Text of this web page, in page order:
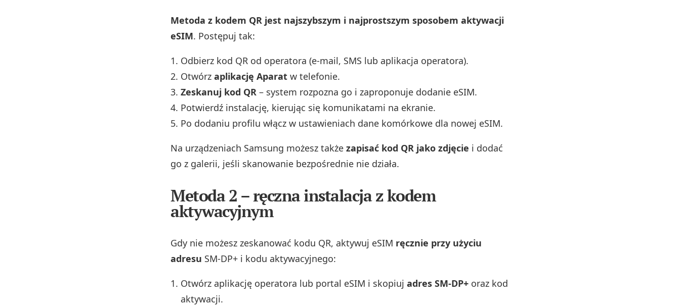
Metoda z kodem QR jest najszybszym i najprostszym sposobem aktywacji
eSIM. Postępuj tak:
Odbierz kod QR od operatora (e‑mail, SMS lub aplikacja operatora).
Otwórz aplikację Aparat w telefonie.
Zeskanuj kod QR – system rozpozna go i zaproponuje dodanie eSIM.
Potwierdź instalację, kierując się komunikatami na ekranie.
Po dodaniu profilu włącz w ustawieniach dane komórkowe dla nowej eSIM.
Na urządzeniach Samsung możesz także zapisać kod QR jako zdjęcie i dodać
go z galerii, jeśli skanowanie bezpośrednie nie działa.
Metoda 2 – ręczna instalacja z kodem
aktywacyjnym
Gdy nie możesz zeskanować kodu QR, aktywuj eSIM ręcznie przy użyciu
adresu SM‑DP+ i kodu aktywacyjnego:
Otwórz aplikację operatora lub portal eSIM i skopiuj adres SM‑DP+ oraz kod
aktywacji.